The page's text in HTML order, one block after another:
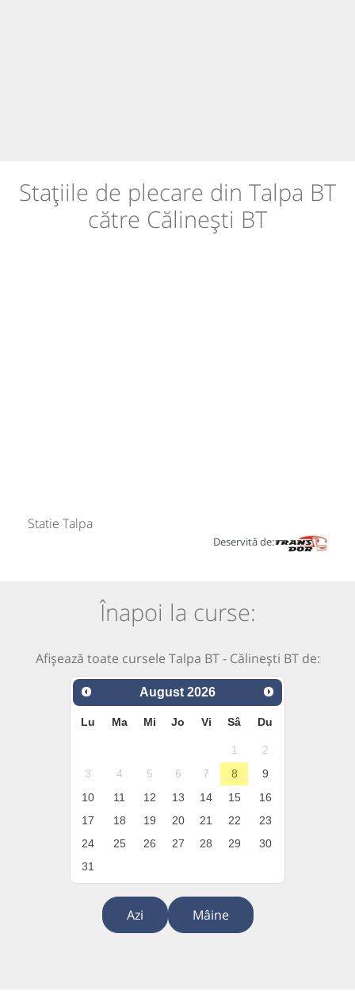
Stațiile de plecare din Talpa BT
către Călinești BT
Statie Talpa
Deservită de:
Înapoi la curse:
Afișează toate cursele Talpa BT - Călinești BT de:
August 2026
Lu Ma Mi Jo Vi Sâ Du
1
2
3
4 5 6 7 8
9
10
11 12 13 14 15
16
17
18 19 20 21 22
23
24
25 26 27 28 29
30
31
Azi Mâine